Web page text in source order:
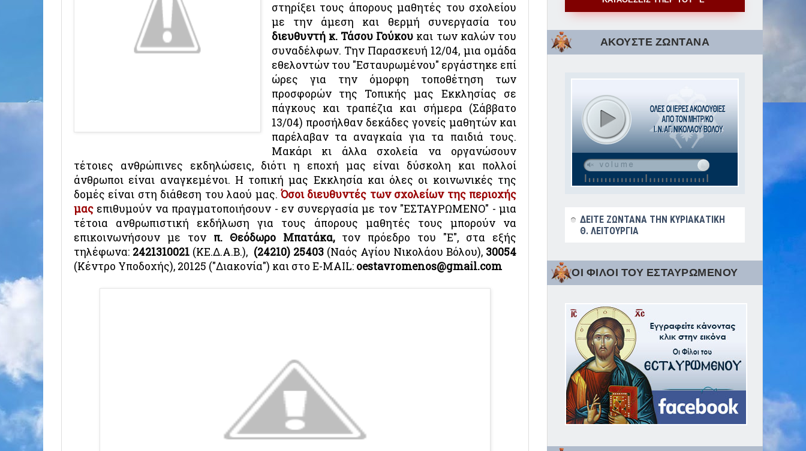
στηρίξει τους άπορους μαθητές του σχολείου
με την άμεση και θερμή συνεργασία του
διευθυντή κ. Τάσου Γούκου και των καλών του
συναδέλφων. Την Παρασκευή 12/04, μια ομάδα
εθελοντών του "Εσταυρωμένου" εργάστηκε επί
ώρες για την όμορφη τοποθέτηση των
προσφορών της Τοπικής μας Εκκλησίας σε
πάγκους και τραπέζια και σήμερα (Σάββατο
13/04) προσήλθαν δεκάδες γονείς μαθητών και
παρέλαβαν τα αναγκαία για τα παιδιά τους.
Μακάρι κι άλλα σχολεία να οργανώσουν
τέτοιες ανθρώπινες εκδηλώσεις, διότι η εποχή μας είναι δύσκολη και πολλοί
άνθρωποι είναι αναγκεμένοι. Η τοπική μας Εκκλησία και όλες οι κοινωνικές της
δομές είναι στη διάθεση του λαού μας. Όσοι διευθυντές των σχολείων της περιοχής
μας επιθυμούν να πραγματοποιήσουν - εν συνεργασία με τον "ΕΣΤΑΥΡΩΜΕΝΟ" - μια
τέτοια ανθρωπιστική εκδήλωση για τους άπορους μαθητές τους μπορούν να
επικοινωνήσουν με τον π. Θεόδωρο Μπατάκα,τον πρόεδρο του "Ε", στα εξής
τηλέφωνα: 2421310021 (ΚΕ.Δ.Α.Β.), (24210) 25403 (Ναός Αγίου Νικολάου Βόλου), 30054
(Κέντρο Υποδοχής), 20125 ("Διακονία") και στο E-MAIL: oestavromenos@gmail.com
ΑΚΟΥΣΤΕ ΖΩΝΤΑΝΑ
ΔΕΙΤΕ ΖΩΝΤΑΝΑ ΤΗΝ ΚΥΡΙΑΚΑΤΙΚΗ
Θ. ΛΕΙΤΟΥΡΓΙΑ
ΟΙ ΦΙΛΟΙ ΤΟΥ ΕΣΤΑΥΡΩΜΕΝΟΥ